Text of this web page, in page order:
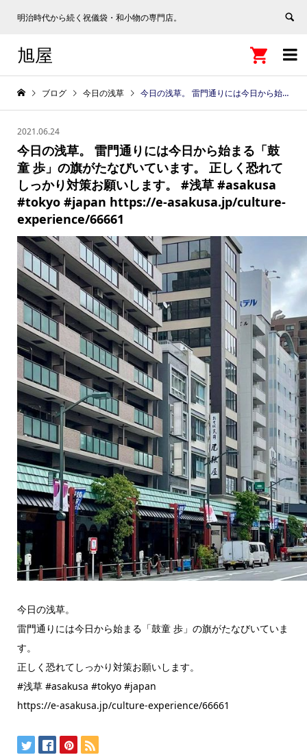
明治時代から続く祝儀袋・和小物の専門店。

旭屋 
ブログ 今日の浅草 今日の浅草。 雷門通りには今日から始まる「鼓童 歩」の旗がたなびいています。 正しく恐れてしっかり対策お願いします。 #浅草 #asakusa #tokyo #japan https://e-asakusa.jp/culture-experience/66661
2021.06.24
今日の浅草。 雷門通りには今日から始まる「鼓
童 歩」の旗がたなびいています。 正しく恐れて
しっかり対策お願いします。 #浅草 #asakusa
#tokyo #japan https://e-asakusa.jp/culture-
experience/66661
今日の浅草。
雷門通りには今日から始まる「鼓童 歩」の旗がたなびいていま
す。
正しく恐れてしっかり対策お願いします。
#浅草 #asakusa #tokyo #japan
https://e-asakusa.jp/culture-experience/66661